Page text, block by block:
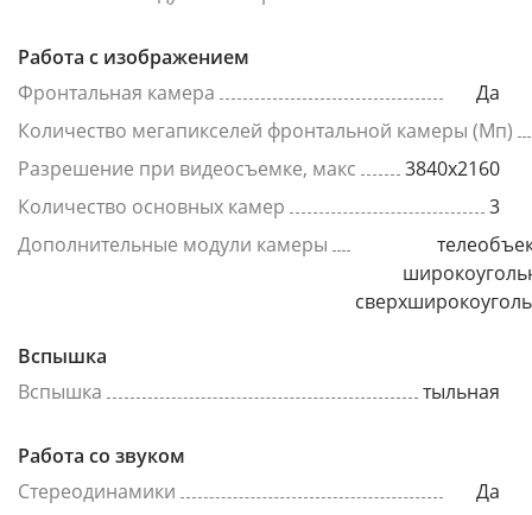
Работа с изображением
Фронтальная камера
Да
Количество мегапикселей фронтальной камеры (Мп)
Разрешение при видеосъемке, макс
3840x2160
Количество основных камер
3
Дополнительные модули камеры
Вспышка
Вспышка
тыльная
Работа со звуком
Стереодинамики
Да